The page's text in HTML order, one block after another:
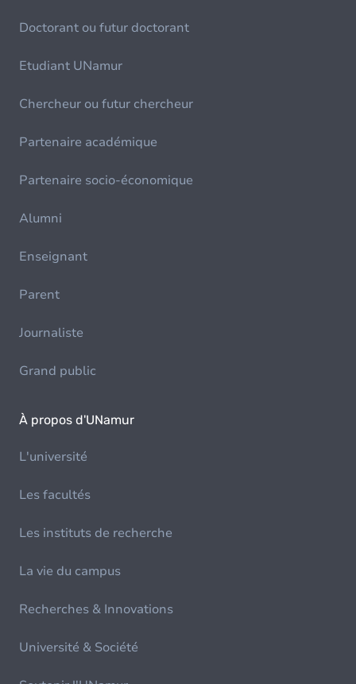
Doctorant ou futur doctorant
Etudiant UNamur
Chercheur ou futur chercheur
Partenaire académique
Partenaire socio-économique
Alumni
Enseignant
Parent
Journaliste
Grand public
À propos d'UNamur
L'université
Les facultés
Les instituts de recherche
La vie du campus
Recherches & Innovations
Université & Société